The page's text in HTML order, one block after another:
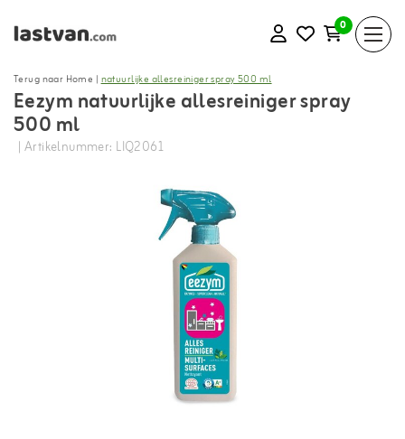
0
Terug naar Home |natuurlijke allesreiniger spray 500 ml
Eezym natuurlijke allesreiniger spray
500 ml
| Artikelnummer: LIQ2061